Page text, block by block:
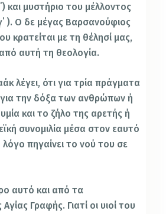
και μυστήριο του μέλλοντος
). Ο δε μέγας Βαρσανούφιος
κρατείται με τη θέλησί μας,
αυτή τη θεολογία.
λέγει, ότι για τρία πράγματα
την δόξα των ανθρώπων ή
και το ζήλο της αρετής ή
συνομιλία μέσα στον εαυτό
λόγο πηγαίνει το νού του σε
αυτό και από τα
Γραφής. Γιατί οι υιοί του